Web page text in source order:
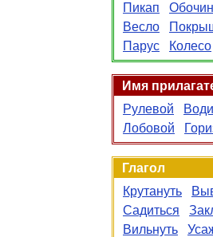
Пикап
Весло
Парус
Колесо
Имя
Рулевой
Лобовой
Глагол
Крутануть
Садиться
Вильнуть